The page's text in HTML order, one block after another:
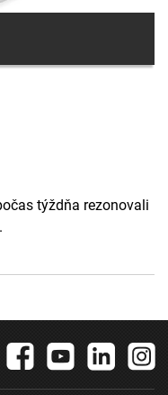
týždňa rezonovali